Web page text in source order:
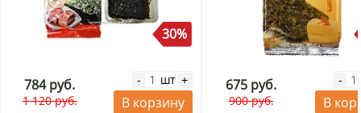
30%
784 руб.
1 120 руб.
- шт +
В корзину
675 руб.
900 руб.
-
В